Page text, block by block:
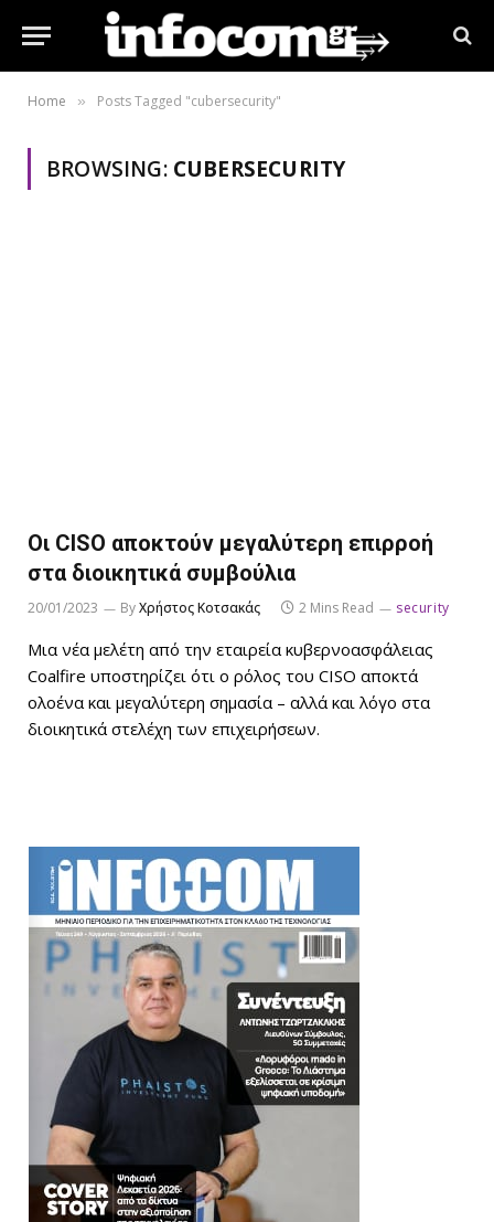
Home » Posts Tagged "cubersecurity"
BROWSING: CUBERSECURITY
Οι CISO αποκτούν μεγαλύτερη επιρροή
στα διοικητικά συμβούλια
20/01/2023 ByΧρήστος Κοτσακάς 2 Mins Read security
Μια νέα μελέτη από την εταιρεία κυβερνοασφάλειας
Coalfire υποστηρίζει ότι ο ρόλος του CISO αποκτά
ολοένα και μεγαλύτερη σημασία – αλλά και λόγο στα
διοικητικά στελέχη των επιχειρήσεων.